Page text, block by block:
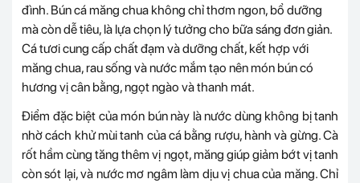
đình. Bún cá măng chua không chỉ thơm ngon, bổ dưỡng
mà còn dễ tiêu, là lựa chọn lý tưởng cho bữa sáng đơn giản.
Cá tươi cung cấp chất đạm và dưỡng chất, kết hợp với
măng chua, rau sống và nước mắm tạo nên món bún có
hương vị cân bằng, ngọt ngào và thanh mát.
Điểm đặc biệt của món bún này là nước dùng không bị tanh
nhờ cách khử mùi tanh của cá bằng rượu, hành và gừng. Cà
rốt hầm cùng tăng thêm vị ngọt, măng giúp giảm bớt vị tanh
còn sót lại, và nước mơ ngâm làm dịu vị chua của măng. Chỉ